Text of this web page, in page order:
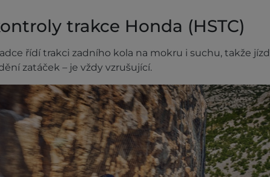
trakce Honda (HSTC)
řídí trakci zadního kola na mokru i suchu, takže
zatáček – je vždy vzrušující.